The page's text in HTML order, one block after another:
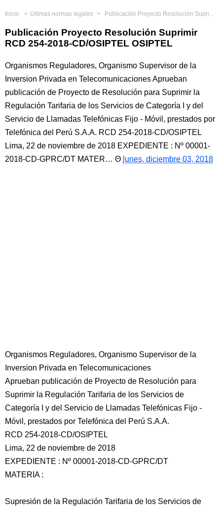
Inicio Últimas normas legales Publicación Proyecto Resolución Suprimir RCD 254-2018-CD/OSIPTEL OSIPTEL
Publicación Proyecto Resolución Suprimir
RCD 254-2018-CD/OSIPTEL OSIPTEL
Organismos Reguladores, Organismo Supervisor de la
Inversion Privada en Telecomunicaciones Aprueban
publicación de Proyecto de Resolución para Suprimir la
Regulación Tarifaria de los Servicios de Categoría I y del
Servicio de Llamadas Telefónicas Fijo - Móvil, prestados por
Telefónica del Perú S.A.A. RCD 254-2018-CD/OSIPTEL
Lima, 22 de noviembre de 2018 EXPEDIENTE : Nº 00001-
2018-CD-GPRC/DT MATER…
lunes, diciembre 03, 2018
Organismos Reguladores, Organismo Supervisor de la
Inversion Privada en Telecomunicaciones
Aprueban publicación de Proyecto de Resolución para
Suprimir la Regulación Tarifaria de los Servicios de
Categoría I y del Servicio de Llamadas Telefónicas Fijo -
Móvil, prestados por Telefónica del Perú S.A.A.
RCD 254-2018-CD/OSIPTEL
Lima, 22 de noviembre de 2018
EXPEDIENTE : Nº 00001-2018-CD-GPRC/DT
MATERIA :
Supresión de la Regulación Tarifaria de los Servicios de